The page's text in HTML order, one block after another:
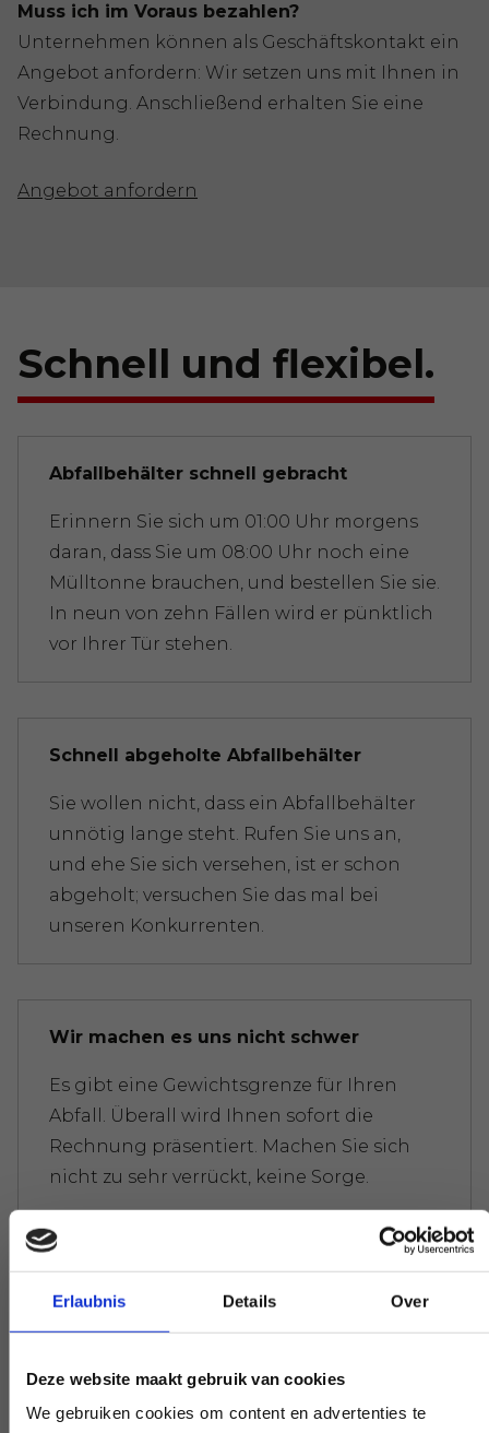
Erlaubnis Details Over
Deze website maakt gebruik van cookies
We gebruiken cookies om content en advertenties te
Muss ich im Voraus bezahlen?
Unternehmen können als Geschäftskontakt ein
Angebot anfordern: Wir setzen uns mit Ihnen in
Verbindung. Anschließend erhalten Sie eine
Rechnung.
Angebot anfordern
Schnell und flexibel.
Abfallbehälter schnell gebracht
Erinnern Sie sich um 01:00 Uhr morgens
daran, dass Sie um 08:00 Uhr noch eine
Mülltonne brauchen, und bestellen Sie sie.
In neun von zehn Fällen wird er pünktlich
vor Ihrer Tür stehen.
Schnell abgeholte Abfallbehälter
Sie wollen nicht, dass ein Abfallbehälter
unnötig lange steht. Rufen Sie uns an,
und ehe Sie sich versehen, ist er schon
abgeholt; versuchen Sie das mal bei
unseren Konkurrenten.
Wir machen es uns nicht schwer
Es gibt eine Gewichtsgrenze für Ihren
Abfall. Überall wird Ihnen sofort die
Rechnung präsentiert. Machen Sie sich
nicht zu sehr verrückt, keine Sorge.
Wenn Sie eine Frage haben, die unsere
schaffen auf Wunsch Klarheit.